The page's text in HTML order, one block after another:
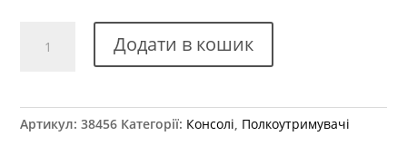
накладкою
Додати в кошик
Артикул:38456 Категорії: Консолі, Полкоутримувачі